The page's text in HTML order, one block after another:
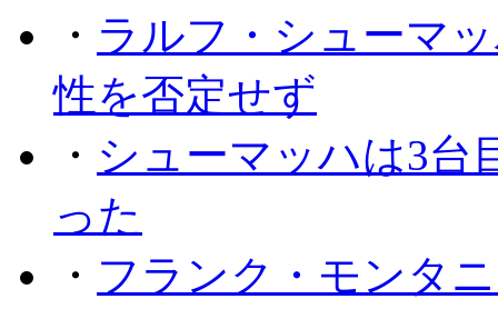
・ ラルフ・シューマ
性を否定せず
・ シューマッハは3台
った
・ フランク・モンタ